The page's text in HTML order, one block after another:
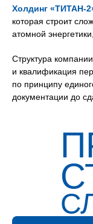
Холдинг
которая строит
атомной
Структура
и квалификация
по принципу
документации до